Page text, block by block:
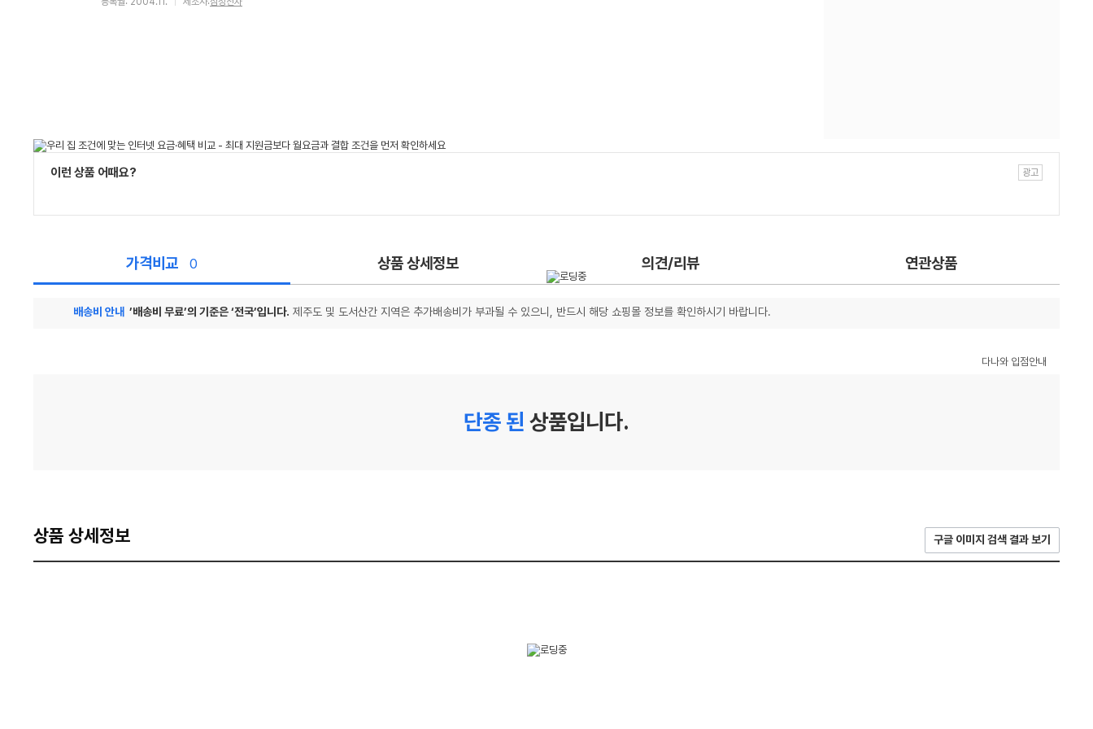
이런 상품 어때요?
가격비교 0 상품 상세정보 의견/리뷰 연관상품
배송비 안내 ’배송비 무료’의 기준은 ‘전국’입니다. 제주도 및 도서산간 지역은 추가배송비가 부과될 수 있으니, 반드시 해당 쇼핑몰 정보를 확인하시기 바랍니다.
다나와 입점안내
단종 된 상품입니다.
상품 상세정보 구글 이미지 검색 결과 보기